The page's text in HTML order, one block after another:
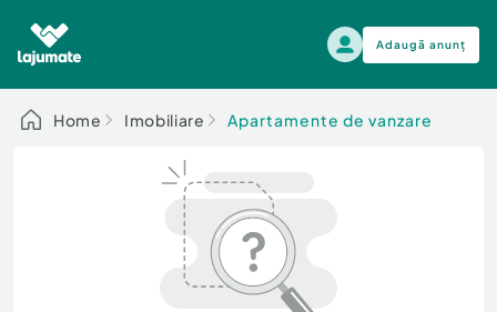
Adaugă anunț
Alege categoria
Auto, moto si ambarcatiuni
Electronice si electrocasnice
Auto, moto si ambarcatiuni
Home Imobiliare Apartamente de vanzare